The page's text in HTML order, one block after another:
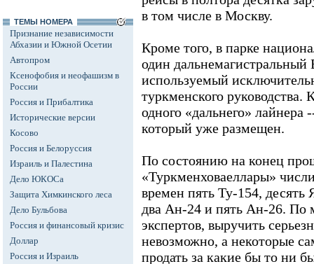
ТЕМЫ НОМЕРА
Признание независимости
Абхазии и Южной Осетии
Автопром
Ксенофобия и неофашизм в
России
Россия и Прибалтика
Исторические версии
Косово
Россия и Белоруссия
Израиль и Палестина
Дело ЮКОСа
Защита Химкинского леса
Дело Бульбова
Россия и финансовый кризис
Доллар
Россия и Израиль
в том числе в Москву.
Кроме того, в парке
один дальнемагистральный
используемый
туркменского
одного «дальнего» лайнера
который уже размещен.
По состоянию на конец
«Туркменховаеллары»
времен пять Ту-154, десять
два Ан-24 и пять Ан-26. По
экспертов, выручить
невозможно, а некоторые
продать за какие бы то ни